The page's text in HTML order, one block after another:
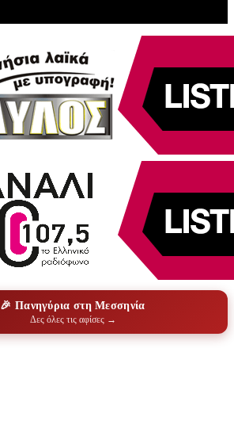
🎉 Πανηγύρια στη Μεσσηνία
Δες όλες τις αφίσες →